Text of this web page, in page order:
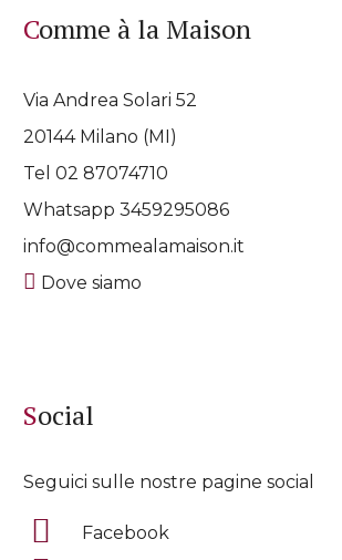
Comme à la Maison
Via Andrea Solari 52
20144 Milano (MI)
Tel 02 87074710
Whatsapp3459295086
info@commealamaison.it
Dove siamo
Social
Seguici sulle nostre pagine social
Facebook